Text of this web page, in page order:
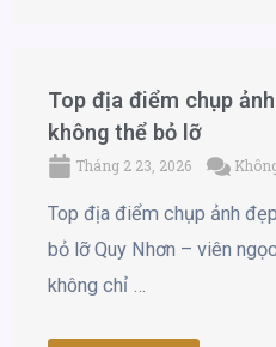
Top địa điểm chụp
không thể bỏ lỡ
Tháng 2 23, 2026
Top địa điểm chụp ảnh
bỏ lỡ Quy Nhơn – viên
không chỉ …